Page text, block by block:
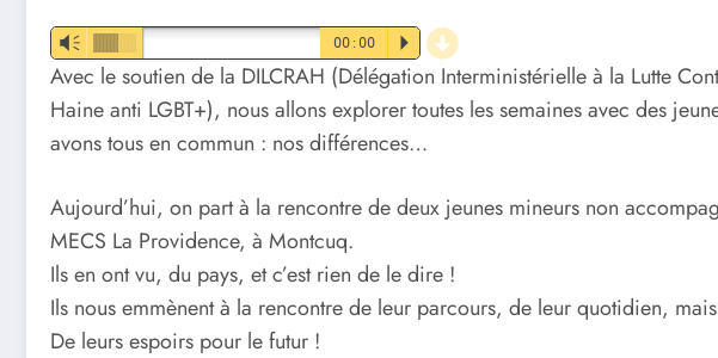
Vm 00:00 P d
Avec le soutien de la DILCRAH (Délégation Interministérielle à la Lutte
Haine anti LGBT+), nous allons explorer toutes les semaines avec des
avons tous en commun : nos différences…
Aujourd’hui, on part à la rencontre de deux jeunes mineurs non
MECS La Providence, à Montcuq.
Ils en ont vu, du pays, et c’est rien de le dire !
Ils nous emmènent à la rencontre de leur parcours, de leur quotidien,
De leurs espoirs pour le futur !